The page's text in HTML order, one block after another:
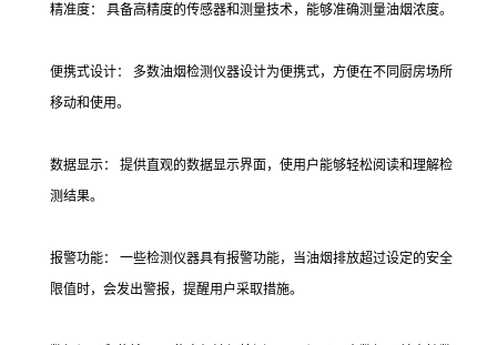
精准度： 具备高精度的传感器和测量技术，能够准确测量油烟浓度。
便携式设计： 多数油烟检测仪器设计为便携式，方便在不同厨房场所
移动和使用。
数据显示： 提供直观的数据显示界面，使用户能够轻松阅读和理解检
测结果。
报警功能： 一些检测仪器具有报警功能，当油烟排放超过设定的安全
限值时，会发出警报，提醒用户采取措施。